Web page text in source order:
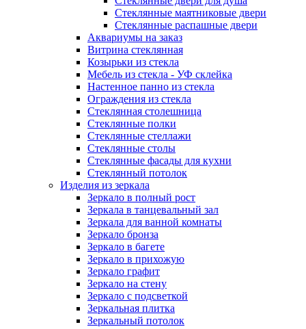
Стеклянные маятниковые двери
Стеклянные распашные двери
Аквариумы на заказ
Витрина стеклянная
Козырьки из стекла
Мебель из стекла - УФ склейка
Настенное панно из стекла
Ограждения из стекла
Стеклянная столешница
Стеклянные полки
Стеклянные стеллажи
Стеклянные столы
Стеклянные фасады для кухни
Стеклянный потолок
Изделия из зеркала
Зеркало в полный рост
Зеркала в танцевальный зал
Зеркала для ванной комнаты
Зеркало бронза
Зеркало в багете
Зеркало в прихожую
Зеркало графит
Зеркало на стену
Зеркало с подсветкой
Зеркальная плитка
Зеркальный потолок